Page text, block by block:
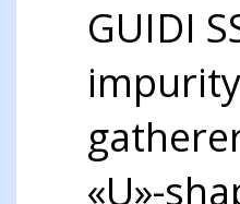
GUIDI
impurity
«U»-